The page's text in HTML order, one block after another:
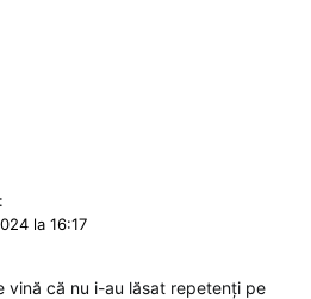
la 16:17
vină că nu i-au lăsat repetenți pe